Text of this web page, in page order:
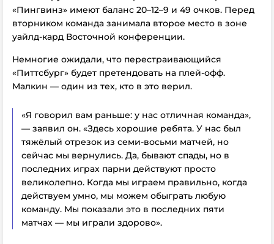
«Пингвинз» имеют баланс 20–12–9 и 49 очков. Перед
вторником команда занимала второе место в зоне
уайлд-кард Восточной конференции.
Немногие ожидали, что перестраивающийся
«Питтсбург» будет претендовать на плей-офф.
Малкин — один из тех, кто в это верил.
«Я говорил вам раньше: у нас отличная команда»,
— заявил он. «Здесь хорошие ребята. У нас был
тяжёлый отрезок из семи-восьми матчей, но
сейчас мы вернулись. Да, бывают спады, но в
последних играх парни действуют просто
великолепно. Когда мы играем правильно, когда
действуем умно, мы можем обыграть любую
команду. Мы показали это в последних пяти
матчах — мы играли здорово».